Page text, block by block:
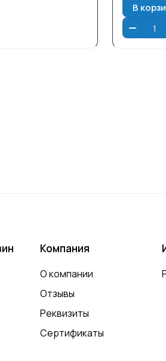
В
Компания
О компании
Отзывы
Реквизиты
Сертификаты